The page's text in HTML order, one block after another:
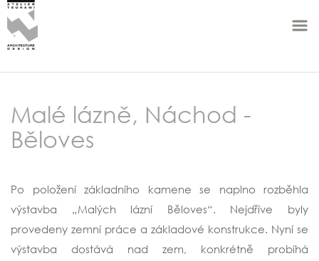
Malé lázně, Náchod -
Běloves
Po položení základního kamene se naplno rozběhla
výstavba „Malých lázní Běloves“. Nejdříve byly
provedeny zemní práce a základové konstrukce. Nyní se
výstavba dostává nad zem, konkrétně probíhá